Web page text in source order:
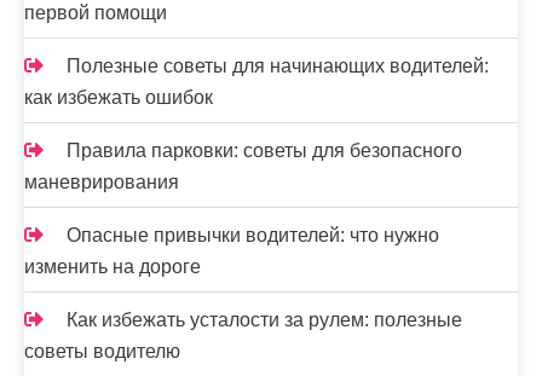
первой помощи
Полезные советы для начинающих водителей:
как избежать ошибок
Правила парковки: советы для безопасного
маневрирования
Опасные привычки водителей: что нужно
изменить на дороге
Как избежать усталости за рулем: полезные
советы водителю